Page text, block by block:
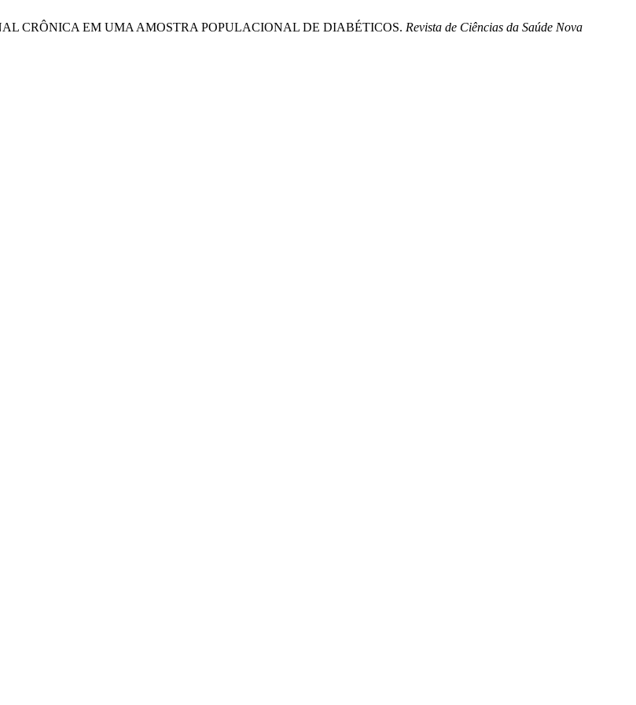
CRÔNICA EM UMA AMOSTRA POPULACIONAL DE DIABÉTICOS. Revista de Ciências da Saúde Nova